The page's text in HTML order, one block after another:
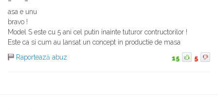
asa e unu
bravo !
Model S este cu 5 ani cel putin inainte tuturor contructorilor !
Este ca si cum au lansat un concept in productie de masa
Raportează abuz
15 5